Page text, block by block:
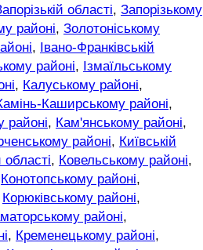
області, Запорізькому
районі, Золотоніському
,
Івано-Франківській
районі, Ізмаїльському
, Калуському районі,
Каширському районі,
районі, Кам'янському районі,
районі, Київській
області, Ковельському районі,
Конотопському районі,
Корюківському районі,
районі,
, Кременецькому районі,